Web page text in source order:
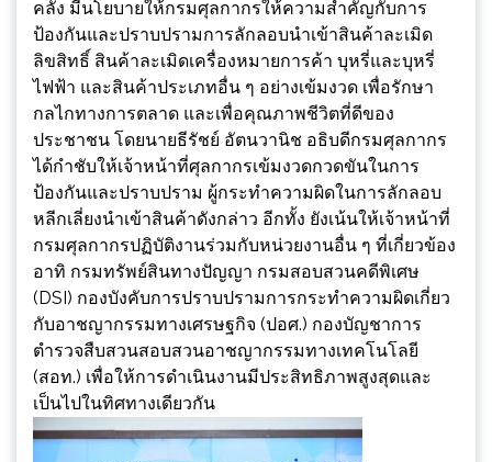
คลัง มีนโยบายให้กรมศุลกากรให้ความสำคัญกับการ
ป้องกันและปราบปรามการลักลอบนำเข้าสินค้าละเมิด
ลิขสิทธิ์ สินค้าละเมิดเครื่องหมายการค้า บุหรี่และบุหรี่
ไฟฟ้า และสินค้าประเภทอื่น ๆ อย่างเข้มงวด เพื่อรักษา
กลไกทางการตลาด และเพื่อคุณภาพชีวิตที่ดีของ
ประชาชน โดยนายธีรัชย์ อัตนวานิช อธิบดีกรมศุลกากร
ได้กำชับให้เจ้าหน้าที่ศุลกากรเข้มงวดกวดขันในการ
ป้องกันและปราบปราม ผู้กระทำความผิดในการลักลอบ
หลีกเลี่ยงนำเข้าสินค้าดังกล่าว อีกทั้ง ยังเน้นให้เจ้าหน้าที่
กรมศุลกากรปฏิบัติงานร่วมกับหน่วยงานอื่น ๆ ที่เกี่ยวข้อง
อาทิ กรมทรัพย์สินทางปัญญา กรมสอบสวนคดีพิเศษ
(DSI) กองบังคับการปราบปรามการกระทำความผิดเกี่ยว
กับอาชญากรรมทางเศรษฐกิจ (ปอศ.) กองบัญชาการ
ตำรวจสืบสวนสอบสวนอาชญากรรมทางเทคโนโลยี
(สอท.) เพื่อให้การดำเนินงานมีประสิทธิภาพสูงสุดและ
เป็นไปในทิศทางเดียวกัน